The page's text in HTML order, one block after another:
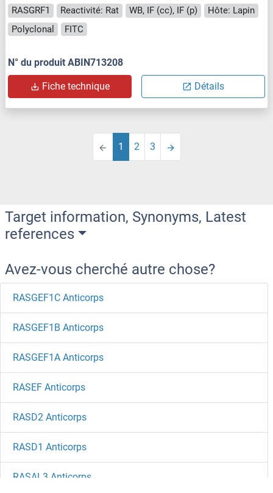
RASGRF1 Reactivité: Rat WB, IF (cc), IF (p)
Hôte: Lapin
Polyclonal
FITC
N° du produit ABIN713208
Fiche technique Détails
1 2 3
Target information, Synonyms, Latest
references
Avez-vous cherché autre chose?
RASGEF1C Anticorps
RASGEF1B Anticorps
RASGEF1A Anticorps
RASEF Anticorps
RASD2 Anticorps
RASD1 Anticorps
RASAL3 Anticorps